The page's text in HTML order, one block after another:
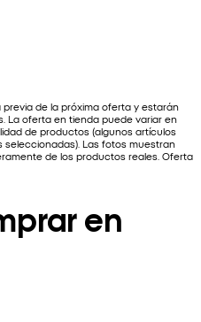
de la próxima oferta y estarán
La oferta en tienda puede variar en
de productos (algunos artículos
Las fotos muestran
de los productos reales. Oferta
en